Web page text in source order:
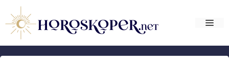
indhold